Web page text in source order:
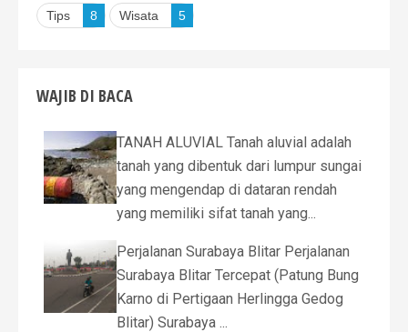
Tips
8 Wisata 5
WAJIB DI BACA
TANAH ALUVIAL Tanah aluvial adalah
tanah yang dibentuk dari lumpur sungai
yang mengendap di dataran rendah
yang memiliki sifat tanah yang...
Perjalanan Surabaya Blitar Perjalanan
Surabaya Blitar Tercepat (Patung Bung
Karno di Pertigaan Herlingga Gedog
Blitar) Surabaya ...